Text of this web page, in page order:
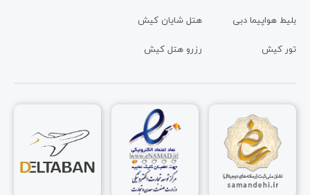
بلیط هواپیما دبی
تور کیش
هتل شایان کیش
رزرو هتل کیش